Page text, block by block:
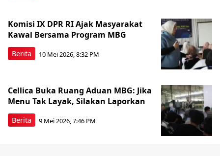
Berita
Komisi IX DPR RI Ajak Masyarakat
Kawal Bersama Program MBG
10 Mei 2026, 8:32 PM
Berita
Cellica Buka Ruang Aduan MBG: Jika
Menu Tak Layak, Silakan Laporkan
9 Mei 2026, 7:46 PM